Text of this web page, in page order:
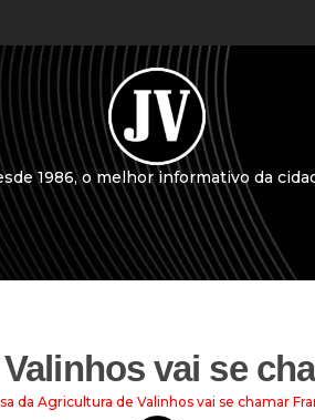
1986, o melhor informativo da
vai se
da Agricultura de Valinhos vai se chamar